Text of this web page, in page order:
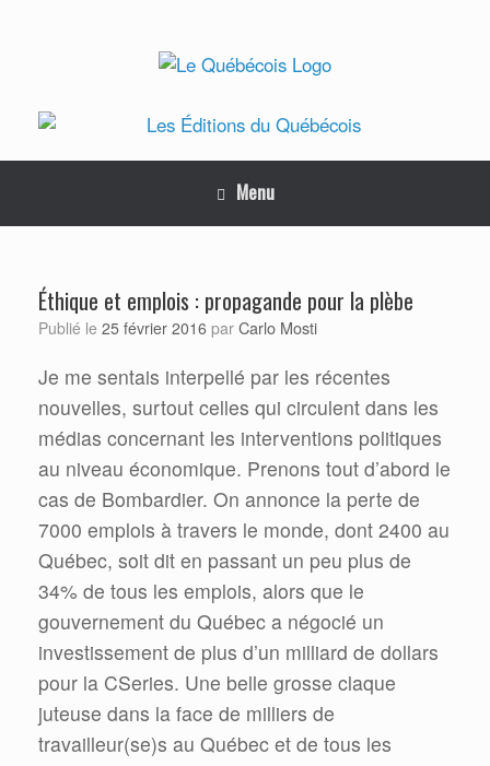
Menu
Éthique et emplois : propagande pour la plèbe
Publié le 25 février 2016 par Carlo Mosti
Je me sentais interpellé par les récentes
nouvelles, surtout celles qui circulent dans les
médias concernant les interventions politiques
au niveau économique. Prenons tout d’abord le
cas de Bombardier. On annonce la perte de
7000 emplois à travers le monde, dont 2400 au
Québec, soit dit en passant un peu plus de
34% de tous les emplois, alors que le
gouvernement du Québec a négocié un
investissement de plus d’un milliard de dollars
pour la CSeries. Une belle grosse claque
juteuse dans la face de milliers de
travailleur(se)s au Québec et de tous les